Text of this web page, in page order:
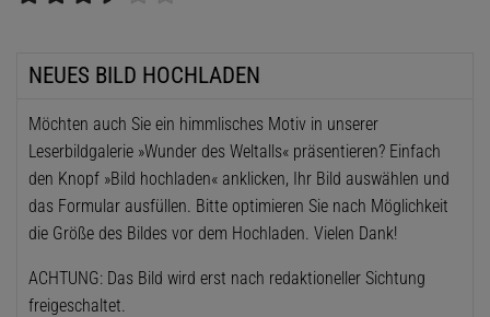
NEUES BILD HOCHLADEN
Möchten auch Sie ein himmlisches Motiv in unserer
Leserbildgalerie »Wunder des Weltalls« präsentieren? Einfach
den Knopf »Bild hochladen« anklicken, Ihr Bild auswählen und
das Formular ausfüllen. Bitte optimieren Sie nach Möglichkeit
die Größe des Bildes vor dem Hochladen. Vielen Dank!
ACHTUNG: Das Bild wird erst nach redaktioneller Sichtung
freigeschaltet.